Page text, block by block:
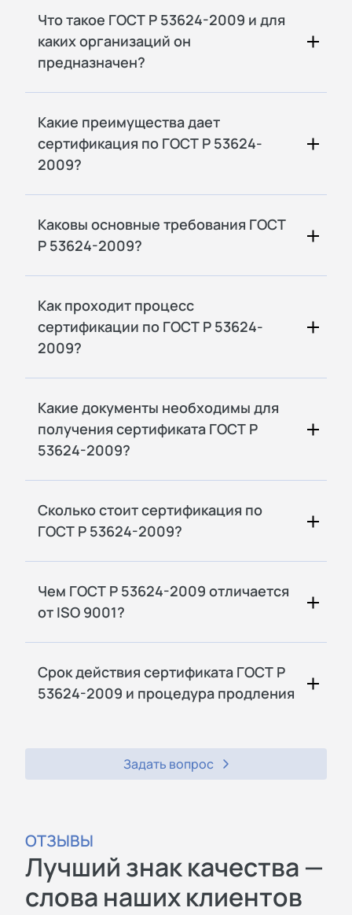
Что такое ГОСТ Р 53624-2009 и для
каких организаций он
предназначен?
Какие преимущества дает
сертификация по ГОСТ Р 53624-
2009?
Каковы основные требования ГОСТ
Р 53624-2009?
Как проходит процесс
сертификации по ГОСТ Р 53624-
2009?
Какие документы необходимы для
получения сертификата ГОСТ Р
53624-2009?
Сколько стоит сертификация по
ГОСТ Р 53624-2009?
Чем ГОСТ Р 53624-2009 отличается
от ISO 9001?
Срок действия сертификата ГОСТ Р
53624-2009 и процедура продления
Задать вопрос
ОТЗЫВЫ
Лучший знак качества —
слова наших клиентов